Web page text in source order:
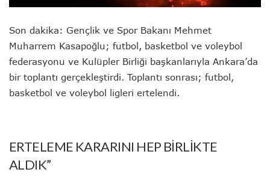
Son dakika: Gençlik ve Spor Bakanı Mehmet
Muharrem Kasapoğlu; futbol, basketbol ve voleybol
federasyonu ve Kulüpler Birliği başkanlarıyla Ankara’da
bir toplantı gerçekleştirdi. Toplantı sonrası; futbol,
basketbol ve voleybol ligleri ertelendi.
ERTELEME KARARINI HEP BİRLİKTE
ALDIK”